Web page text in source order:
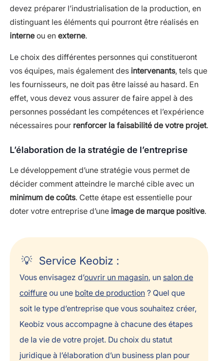
devez préparer l’industrialisation de la production, en
distinguant les éléments qui pourront être réalisés en
interne ou en externe.
Le choix des différentes personnes qui constitueront
vos équipes, mais également des intervenants, tels que
les fournisseurs, ne doit pas être laissé au hasard. En
effet, vous devez vous assurer de faire appel à des
personnes possédant les compétences et l’expérience
nécessaires pour renforcer la faisabilité de votre projet.
L’élaboration de la stratégie de l’entreprise
Le développement d’une stratégie vous permet de
décider comment atteindre le marché cible avec un
minimum de coûts. Cette étape est essentielle pour
doter votre entreprise d’une image de marque positive.
Service Keobiz :
Vous envisagez d’ouvrir un magasin, un salon de
coiffure ou une boîte de production ? Quel que
soit le type d’entreprise que vous souhaitez créer,
Keobiz vous accompagne à chacune des étapes
de la vie de votre projet. Du choix du statut
juridique à l’élaboration d’un business plan pour